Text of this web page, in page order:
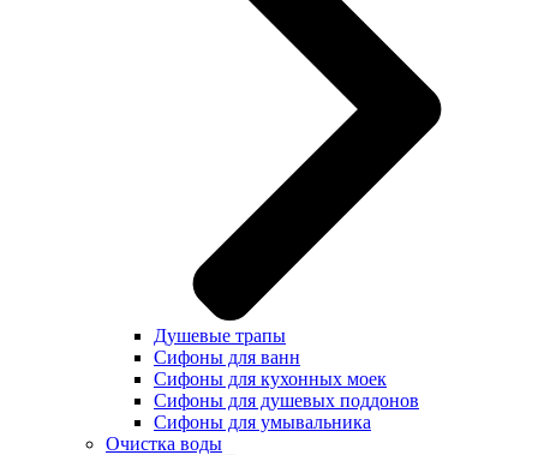
Душевые трапы
Сифоны для ванн
Сифоны для кухонных моек
Сифоны для душевых поддонов
Сифоны для умывальника
Очистка воды